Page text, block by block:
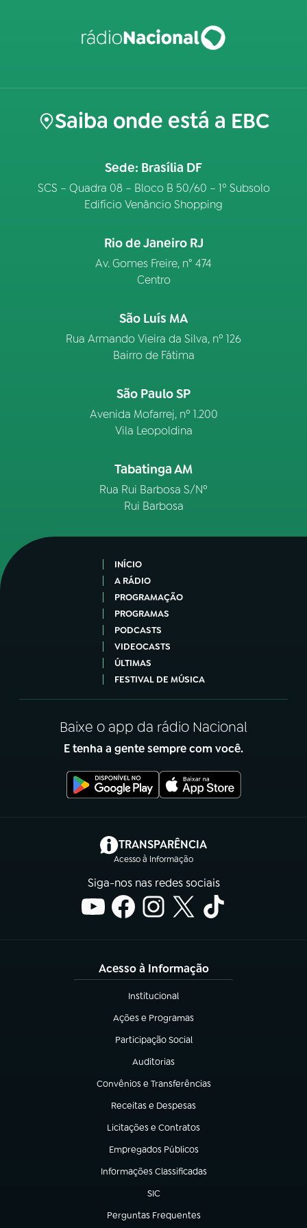
Saiba onde está a EBC
Sede: Brasília DF
SCS – Quadra 08 – Bloco B 50/60 – 1º Subsolo
Edifício Venâncio Shopping
Rio de Janeiro RJ
Av. Gomes Freire, n° 474
Centro
São Luís MA
Rua Armando Vieira da Silva, nº 126
Bairro de Fátima
São Paulo SP
Avenida Mofarrej, nº 1.200
Vila Leopoldina
Tabatinga AM
Rua Rui Barbosa S/Nº
Rui Barbosa
INÍCIO
A RÁDIO
PROGRAMAÇÃO
PROGRAMAS
PODCASTS
VIDEOCASTS
ÚLTIMAS
FESTIVAL DE MÚSICA
Baixe o app da rádio Nacional
E tenha a gente sempre com você.
TRANSPARÊNCIA
Acesso à Informação
(abre em nova aba)
Siga-nos nas redes sociais
Acesso à Informação
Institucional
(abre em nova aba)
Ações e Programas
(abre em nova aba)
Participação Social
(abre em nova aba)
Auditorias
(abre em nova aba)
Convênios e Transferências
(abre em nova aba)
Receitas e Despesas
(abre em nova aba)
Licitações e Contratos
(abre em nova aba)
Empregados Públicos
(abre em nova aba)
Informações Classificadas
(abre em nova aba)
SIC
(abre em nova aba)
Perguntas Frequentes
(abre em nova aba)